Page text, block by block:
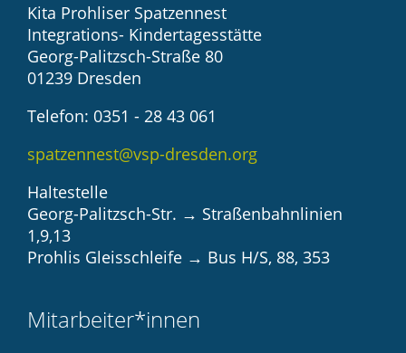
Kita Prohliser Spatzennest
Integrations- Kindertagesstätte
Georg-Palitzsch-Straße 80
01239 Dresden
Telefon: 0351 - 28 43 061
spatzennest@vsp-dresden.org
Haltestelle
Georg-Palitzsch-Str. → Straßenbahnlinien
1,9,13
Prohlis Gleisschleife → Bus H/S, 88, 353
Mitarbeiter*innen